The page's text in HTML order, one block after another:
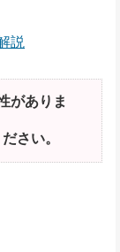
説
がありま
さい。